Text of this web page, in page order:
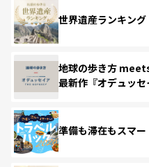
世界遺産ランキング
地球の歩き方
最新作『オデュッセ
準備も滞在もスマ